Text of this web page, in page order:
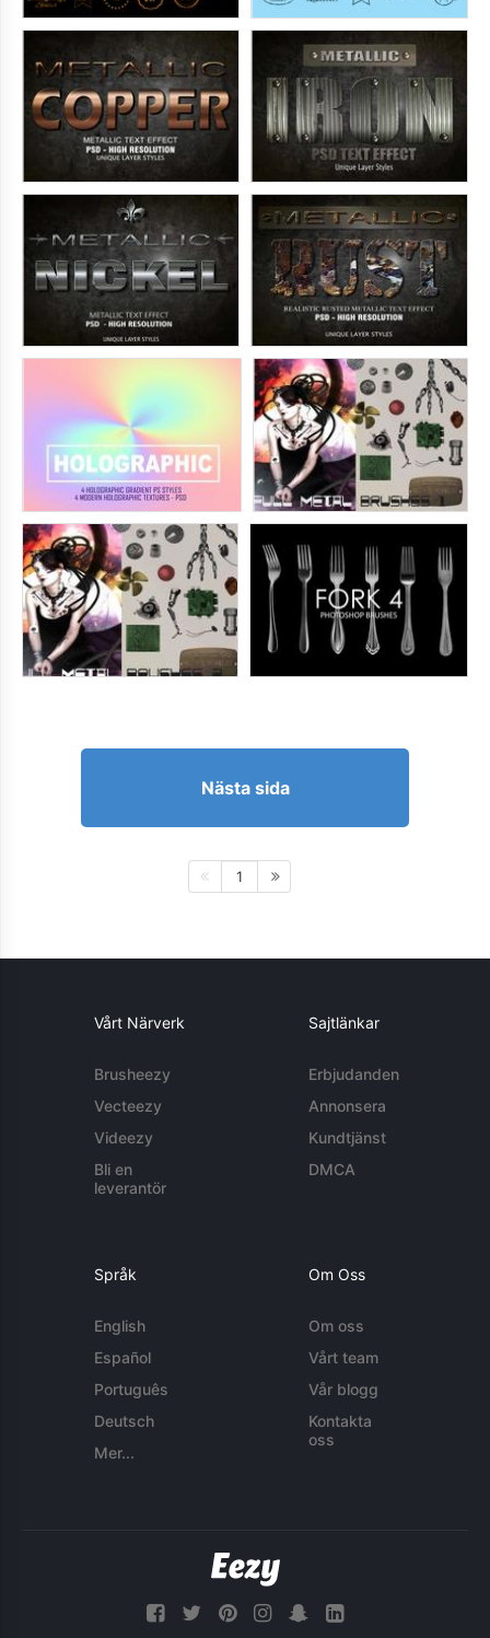
Nästa sida
1
Vårt Närverk
Brusheezy
Vecteezy
Videezy
Bli en
leverantör
Sajtlänkar
Erbjudanden
Annonsera
Kundtjänst
DMCA
Språk
English
Español
Português
Deutsch
Mer...
Om Oss
Om oss
Vårt team
Vår blogg
Kontakta
oss